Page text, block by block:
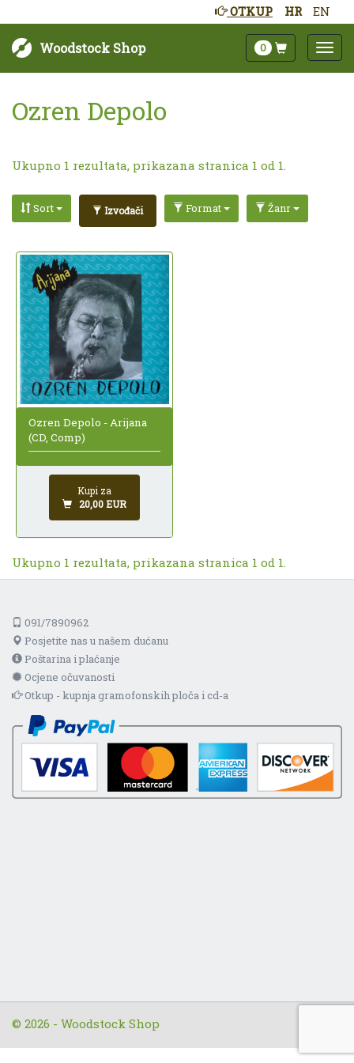
HR EN
OTKUP
Woodstock Shop 0
Ozren Depolo
Ukupno 1 rezultata, prikazana stranica 1 od 1.
Sort Izvođači Format Žanr
Ozren Depolo - Arijana
(CD, Comp)
Kupi za
20,00 EUR
Ukupno 1 rezultata, prikazana stranica 1 od 1.
091/7890962
Posjetite nas u našem dućanu
Poštarina i plaćanje
Ocjene očuvanosti
Otkup - kupnja gramofonskih ploča i cd-a
© 2026 - Woodstock Shop